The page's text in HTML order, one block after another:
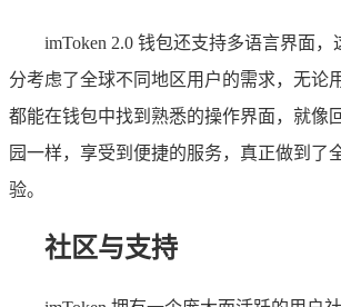
imToken 2.0 钱包还支持多语言界面
分考虑了全球不同地区用户的需求，无论
都能在钱包中找到熟悉的操作界面，就像
园一样，享受到便捷的服务，真正做到了
验。
社区与支持